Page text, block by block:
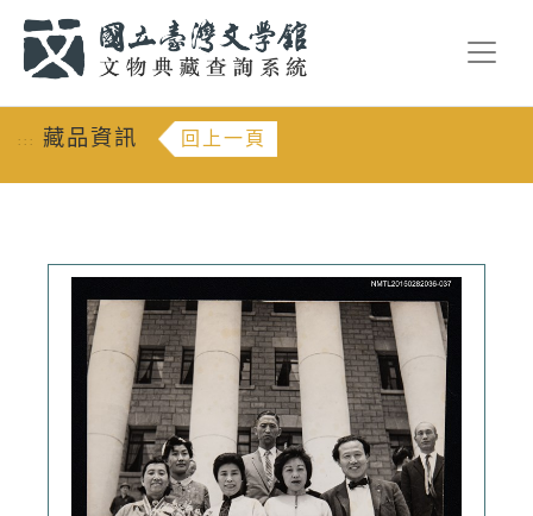
::: 藏品資訊 回上一頁